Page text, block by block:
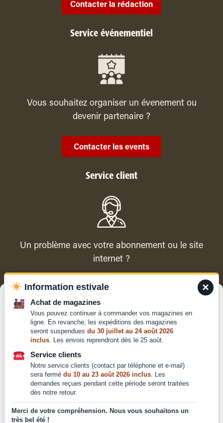
Pour offrir les meilleures expériences, nous utilisons des technologies
telles que les cookies pour stocker et/ou accéder aux informations des
appareils. Le fait de consentir à ces technologies nous permettra de
traiter des données telles que le comportement de navigation ou les ID
uniques sur ce site. Le fait de ne pas consentir ou de retirer son
consentement peut avoir un effet négatif sur certaines caractéristiques
et fonctions.
Accepter
Contacter la rédaction
Service événementiel
Vous souhaitez organiser un évenement ou
devenir partenaire ?
Contacter les events
Service client
Un problème avec votre abonnement ou le site
internet ?
Contacter le service client
Mentions légales
Conditions générales de
vente et d'utilisation
confidentialité
×
Information estivale
Achat de magazines
Vous pouvez continuer à commander vos magazines en
ligne. En revanche, les expéditions des magazines
seront suspendues du 30 juillet au 24 août 2026
inclus. Les envois reprendront dès le 25 août.
Service clients
Notre service clients (contact par téléphone et e-mail)
sera fermé du 10 au 23 août 2026 inclus. Les
demandes reçues pendant cette période seront traitées
dès notre retour.
Merci de votre compréhension. Nous vous souhaitons un
très bel été !